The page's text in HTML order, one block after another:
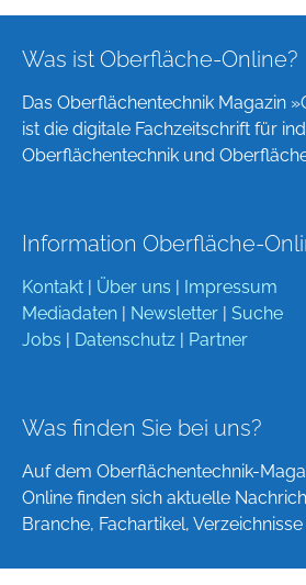
Was ist Oberfläche-Online?
Das Oberflächentechnik Magazin
ist die digitale Fachzeitschrift für
Oberflächentechnik und
Information Oberfläche-
Kontakt | Über uns | Impressum
Mediadaten | Newsletter | Suche
Jobs | Datenschutz | Partner
Was finden Sie bei uns?
Auf dem Oberflächentechnik-
Online finden sich aktuelle
Branche, Fachartikel,